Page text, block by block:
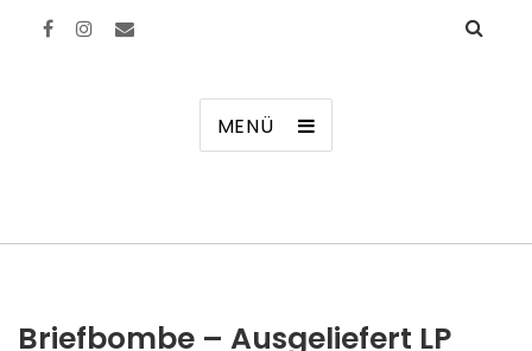
MENÜ
Briefbombe – Ausgeliefert LP